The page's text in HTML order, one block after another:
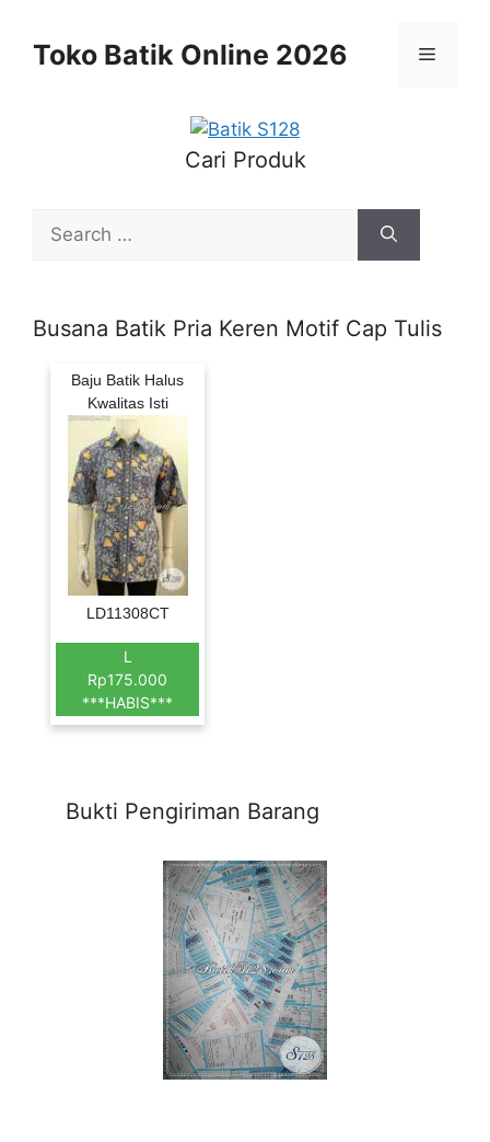
contentToko Batik Online 2026 Menu
Cari Produk
for:
Busana Batik Pria Keren Motif Cap Tulis
Baju Batik Halus
Kwalitas Isti
LD11308CT
L
Rp175.000
***HABIS***
Bukti Pengiriman Barang